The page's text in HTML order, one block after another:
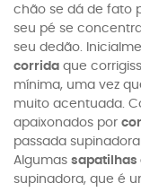
chão se dá de fato
seu pé se
seu dedão.
corrida que
mínima, uma vez
muito acentuada.
apaixonados por
passada
Algumas sapatilhas
supinadora, que é